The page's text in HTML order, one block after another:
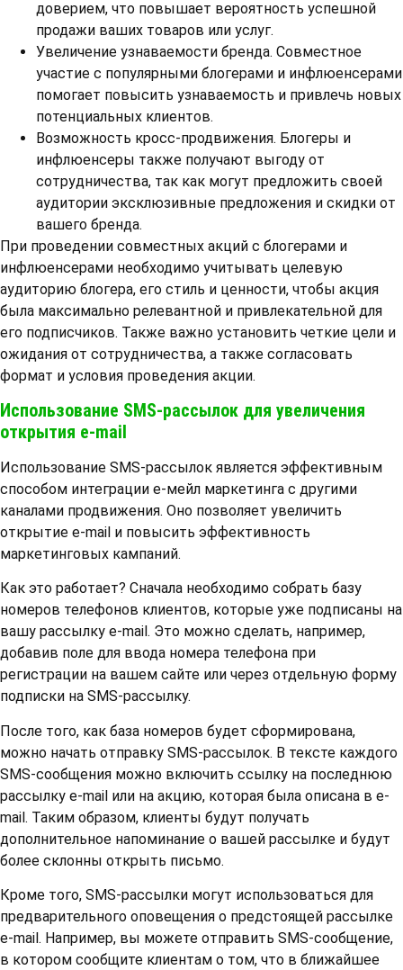
доверием, что повышает вероятность успешной
продажи ваших товаров или услуг.
Увеличение узнаваемости бренда. Совместное
участие с популярными блогерами и инфлюенсерами
помогает повысить узнаваемость и привлечь новых
потенциальных клиентов.
Возможность кросс-продвижения. Блогеры и
инфлюенсеры также получают выгоду от
сотрудничества, так как могут предложить своей
аудитории эксклюзивные предложения и скидки от
вашего бренда.
При проведении совместных акций с блогерами и
инфлюенсерами необходимо учитывать целевую
аудиторию блогера, его стиль и ценности, чтобы акция
была максимально релевантной и привлекательной для
его подписчиков. Также важно установить четкие цели и
ожидания от сотрудничества, а также согласовать
формат и условия проведения акции.
Использование SMS-рассылок для увеличения
открытия e-mail
Использование SMS-рассылок является эффективным
способом интеграции е-мейл маркетинга с другими
каналами продвижения. Оно позволяет увеличить
открытие e-mail и повысить эффективность
маркетинговых кампаний.
Как это работает? Сначала необходимо собрать базу
номеров телефонов клиентов, которые уже подписаны на
вашу рассылку e-mail. Это можно сделать, например,
добавив поле для ввода номера телефона при
регистрации на вашем сайте или через отдельную форму
подписки на SMS-рассылку.
После того, как база номеров будет сформирована,
можно начать отправку SMS-рассылок. В тексте каждого
SMS-сообщения можно включить ссылку на последнюю
рассылку e-mail или на акцию, которая была описана в e-
mail. Таким образом, клиенты будут получать
дополнительное напоминание о вашей рассылке и будут
более склонны открыть письмо.
Кроме того, SMS-рассылки могут использоваться для
предварительного оповещения о предстоящей рассылке
e-mail. Например, вы можете отправить SMS-сообщение,
в котором сообщите клиентам о том, что в ближайшее